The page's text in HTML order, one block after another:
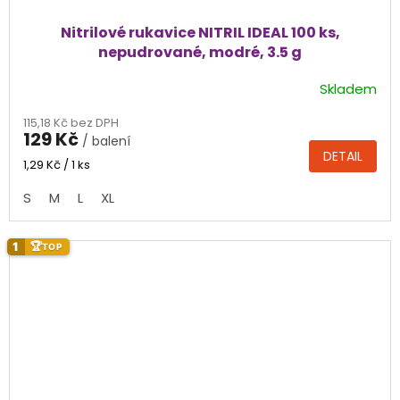
Nitrilové rukavice NITRIL IDEAL 100 ks,
nepudrované, modré, 3.5 g
produktu
je
4,3
5
hvězdiček.
Skladem
115,18 Kč bez DPH
129 Kč / balení
Měrná
1,29 Kč / 1 ks DETAIL
S M L XL
1 🏆TOP